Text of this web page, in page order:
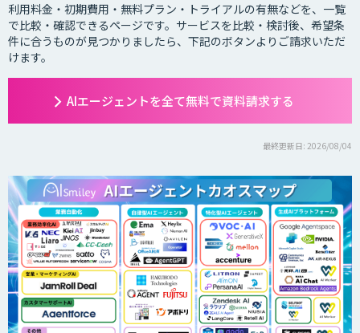
利用料金・初期費用・無料プラン・トライアルの有無などを、一覧
で比較・確認できるページです。サービスを比較・検討後、希望条
件に合うものが見つかりましたら、下記のボタンよりご請求いただ
けます。
AIエージェントを全て無料で資料請求する
最終更新日: 2026/08/04